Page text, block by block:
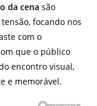
da cena são
focando nos
com o
que o público
encontro visual,
e memorável.